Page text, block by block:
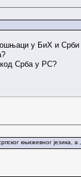
у БиХ и
код Срба у РС?
књижевног језика, а